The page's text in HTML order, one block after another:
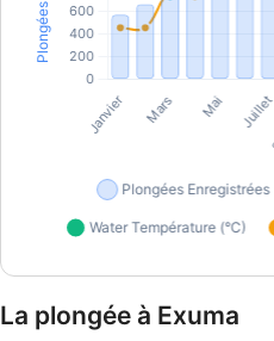
La plongée à Exuma